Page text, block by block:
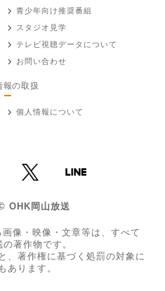
青少年向け推奨番組
スタジオ見学
テレビ視聴データについて
お問い合わせ
報の取扱
個人情報について
OHK岡山放送
像・映像・文章等は、すべて
著作物です。
、著作権に基づく処罰の対象に
あります。